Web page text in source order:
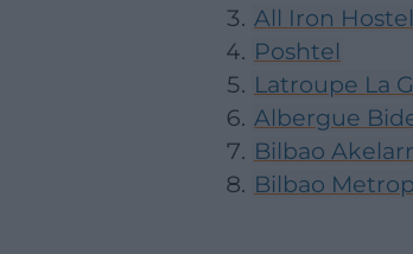
All Iron Hostel
Poshtel
Latroupe La
Albergue
Bilbao
Bilbao